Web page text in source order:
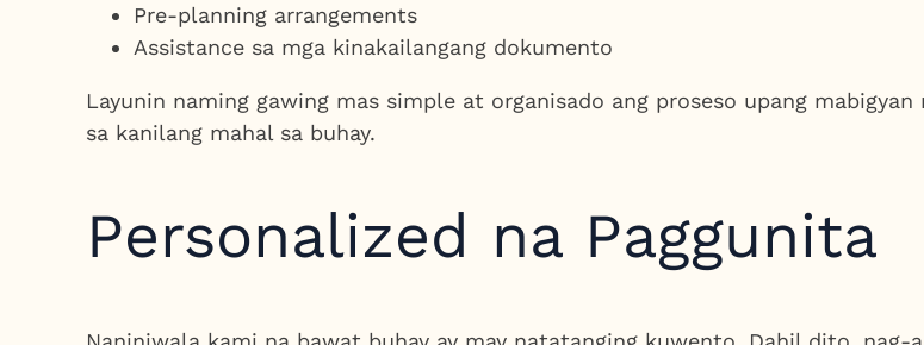
Pre-planning arrangements
Assistance sa mga kinakailangang dokumento
Layunin naming gawing mas simple at organisado ang proseso upang
sa kanilang mahal sa buhay.
Personalized na Paggunita